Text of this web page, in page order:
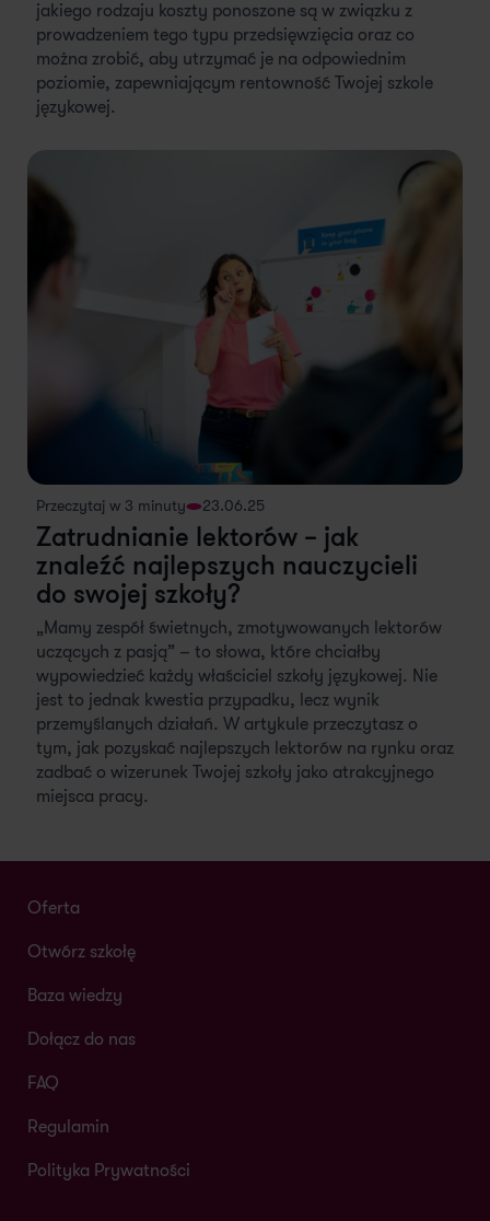
jakiego rodzaju koszty ponoszone są w związku z
prowadzeniem tego typu przedsięwzięcia oraz co
można zrobić, aby utrzymać je na odpowiednim
poziomie, zapewniającym rentowność Twojej szkole
językowej.
Przeczytaj w 3 minuty 23.06.25
Zatrudnianie lektorów – jak
znaleźć najlepszych nauczycieli
do swojej szkoły?
„Mamy zespół świetnych, zmotywowanych lektorów
uczących z pasją” – to słowa, które chciałby
wypowiedzieć każdy właściciel szkoły językowej. Nie
jest to jednak kwestia przypadku, lecz wynik
przemyślanych działań. W artykule przeczytasz o
tym, jak pozyskać najlepszych lektorów na rynku oraz
zadbać o wizerunek Twojej szkoły jako atrakcyjnego
miejsca pracy.
Oferta
Otwórz szkołę
Baza wiedzy
Dołącz do nas
FAQ
Regulamin
Polityka Prywatności